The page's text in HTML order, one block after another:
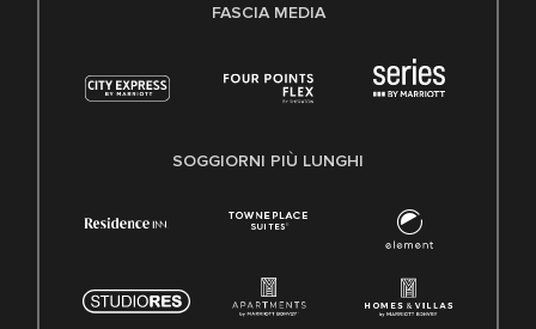
FASCIA MEDIA
SOGGIORNI PIÙ LUNGHI